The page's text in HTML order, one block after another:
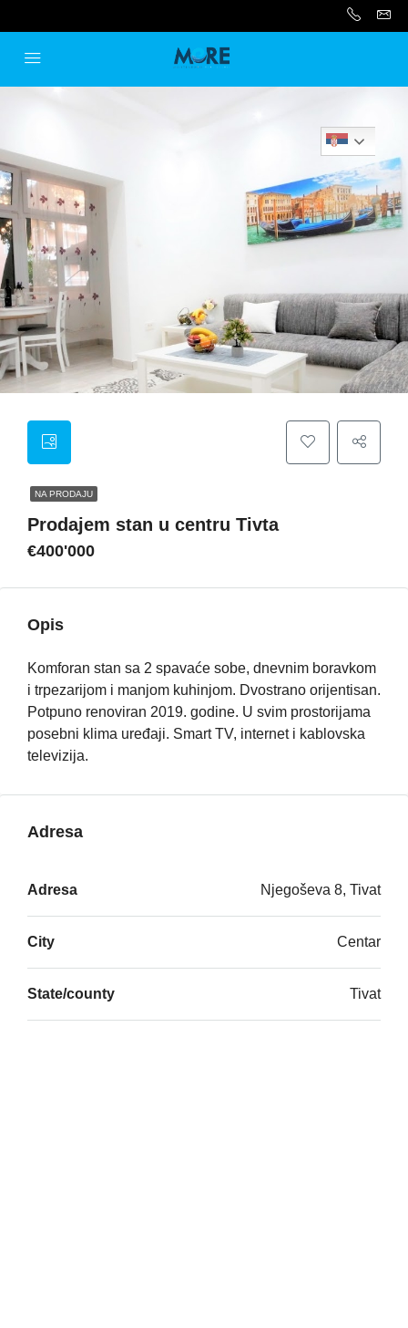
NA PRODAJU
Prodajem stan u centru Tivta
€400'000
Opis
Komforan stan sa 2 spavaće sobe, dnevnim boravkom
i trpezarijom i manjom kuhinjom. Dvostrano orijentisan.
Potpuno renoviran 2019. godine. U svim prostorijama
posebni klima uređaji. Smart TV, internet i kablovska
televizija.
Adresa
Adresa Njegoševa 8, Tivat
City Centar
State/county Tivat
Serbian